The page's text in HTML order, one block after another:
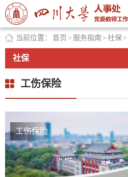
当前位置： 首页 > 服务指南 > 社保>
社保
工伤保险
工伤保险